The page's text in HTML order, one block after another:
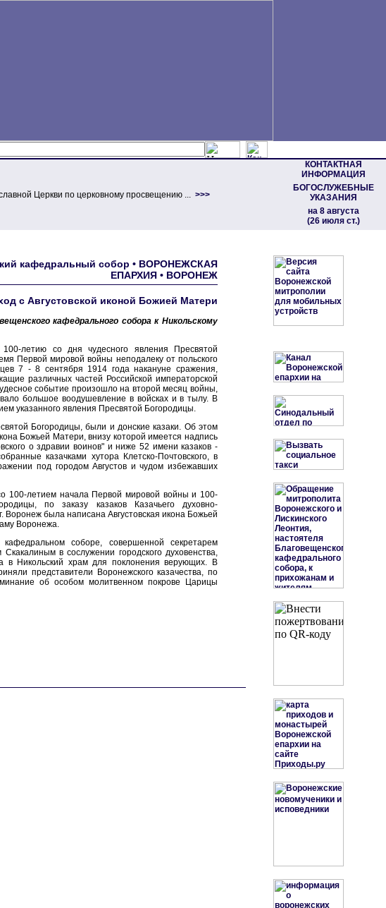
КОНТАКТНАЯ
ИНФОРМАЦИЯ
БОГОСЛУЖЕБНЫЕ
УКАЗАНИЯ
на 8 августа
(26 июля ст.)
Церкви по церковному просвещению ... >>>
кафедральный собор • ВОРОНЕЖСКАЯ
ЕПАРХИЯ • ВОРОНЕЖ
с Августовской иконой Божией Матери
кафедрального собора к Никольскому
летию со дня чудесного явления Пресвятой
Первой мировой войны неподалеку от польского
7 - 8 сентября 1914 года накануне сражения,
различных частей Российской императорской
событие произошло на второй месяц войны,
большое воодушевление в войсках и в тылу. В
указанного явления Пресвятой Богородицы.
Богородицы, были и донские казаки. Об этом
Божьей Матери, внизу которой имеется надпись
о здравии воинов" и ниже 52 имени казаков -
казачками хутора Клетско-Почтовского, в
под городом Августов и чудом избежавших
100-летием начала Первой мировой войны и 100-
по заказу казаков Казачьего духовно-
Воронеж была написана Августовская икона Божьей
Воронежа.
соборе, совершенной секретарем
в сослужении городского духовенства,
в Никольский храм для поклонения верующих. В
представители Воронежского казачества, по
об особом молитвенном покрове Царицы